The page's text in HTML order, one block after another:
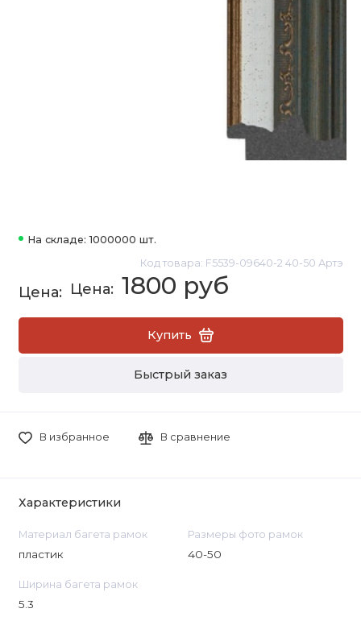
На складе: 1000000 шт.
Код товара: F5539-09640-2 40-50 Артэ
1800 руб
Купить
Быстрый заказ
В избранное В сравнение
Характеристики
Материал багета рамок
пластик
Размеры фото рамок
40-50
Ширина багета рамок
5.3